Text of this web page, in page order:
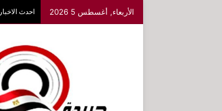
الأربعاء, أغسطس 5 2026 احدث الاخبار